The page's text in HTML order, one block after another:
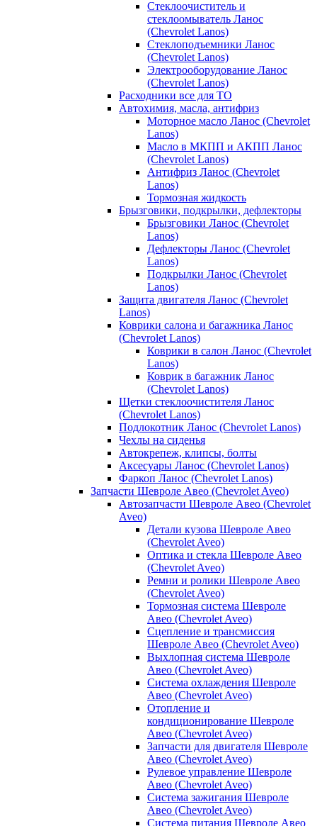
Стеклоочиститель и
стеклоомыватель Ланос
(Chevrolet Lanos)
Стеклоподъемники Ланос
(Chevrolet Lanos)
Электрооборудование Ланос
(Chevrolet Lanos)
Расходники все для ТО
Автохимия, масла, антифриз
Моторное масло Ланос (Chevrolet
Lanos)
Масло в МКПП и АКПП Ланос
(Chevrolet Lanos)
Антифриз Ланос (Chevrolet
Lanos)
Тормозная жидкость
Брызговики, подкрылки, дефлекторы
Брызговики Ланос (Chevrolet
Lanos)
Дефлекторы Ланос (Chevrolet
Lanos)
Подкрылки Ланос (Chevrolet
Lanos)
Защита двигателя Ланос (Chevrolet
Lanos)
Коврики салона и багажника Ланос
(Chevrolet Lanos)
Коврики в салон Ланос (Chevrolet
Lanos)
Коврик в багажник Ланос
(Chevrolet Lanos)
Щетки стеклоочистителя Ланос
(Chevrolet Lanos)
Подлокотник Ланос (Chevrolet Lanos)
Чехлы на сиденья
Автокрепеж, клипсы, болты
Аксесуары Ланос (Chevrolet Lanos)
Фаркоп Ланос (Chevrolet Lanos)
Запчасти Шевроле Авео (Chevrolet Aveo)
Автозапчасти Шевроле Авео (Chevrolet
Aveo)
Детали кузова Шевроле Авео
(Chevrolet Aveo)
Оптика и стекла Шевроле Авео
(Chevrolet Aveo)
Ремни и ролики Шевроле Авео
(Chevrolet Aveo)
Тормозная система Шевроле
Авео (Chevrolet Aveo)
Сцепление и трансмиссия
Шевроле Авео (Chevrolet Aveo)
Выхлопная система Шевроле
Авео (Chevrolet Aveo)
Система охлаждения Шевроле
Авео (Chevrolet Aveo)
Отопление и
кондиционирование Шевроле
Авео (Chevrolet Aveo)
Запчасти для двигателя Шевроле
Авео (Chevrolet Aveo)
Рулевое управление Шевроле
Авео (Chevrolet Aveo)
Система зажигания Шевроле
Авео (Chevrolet Aveo)
Система питания Шевроле Авео